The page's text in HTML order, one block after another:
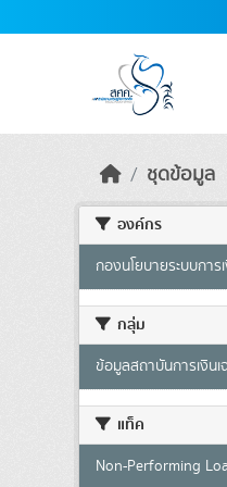
ชุดข้อมูล
องค์กร
กองนโยบายระบบการ
กลุ่ม
ข้อมูลสถาบันการเงินเ
แท็ค
Non-Performing